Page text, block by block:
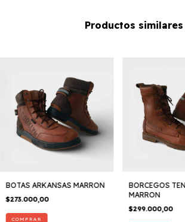
Productos similares
BOTAS ARKANSAS MARRON
$273.000,00
COMPRAR
BORCEGOS
MARRON
$299.000,00